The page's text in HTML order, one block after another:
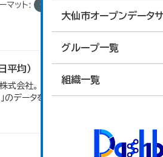
大仙市オープンデータ
グループ一覧
組織一覧
マット: CSV
平均）
式会社。 大仙市の統計「8-2 市内
のデータを参照しています。